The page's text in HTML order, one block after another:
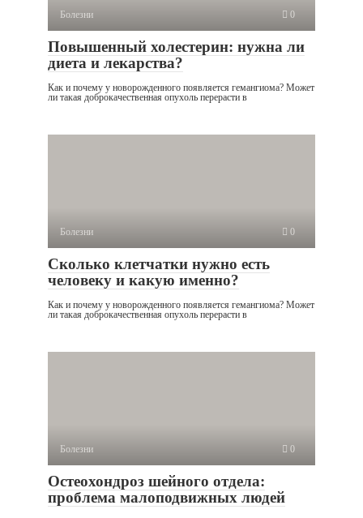
Болезни 0
Повышенный холестерин: нужна ли
диета и лекарства?
Как и почему у новорожденного появляется гемангиома? Может
ли такая доброкачественная опухоль перерасти в
Болезни 0
Сколько клетчатки нужно есть
человеку и какую именно?
Как и почему у новорожденного появляется гемангиома? Может
ли такая доброкачественная опухоль перерасти в
Болезни 0
Остеохондроз шейного отдела:
проблема малоподвижных людей